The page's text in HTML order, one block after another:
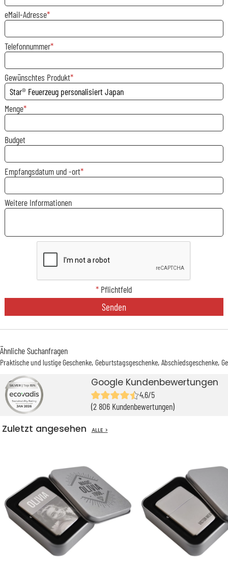
eMail-Adresse
Telefonnummer
Gewünschtes Produkt
Menge
Budget
Empfangsdatum und -ort
Weitere Informationen
* Pflichtfeld
Senden
Ähnliche Suchanfragen
Praktische und lustige Geschenke Geburtstagsgeschenke Abschiedsgeschenke
Google Kundenbewertungen
4,6/5
(2 806 Kundenbewertungen)
Zuletzt angesehen ALLE >